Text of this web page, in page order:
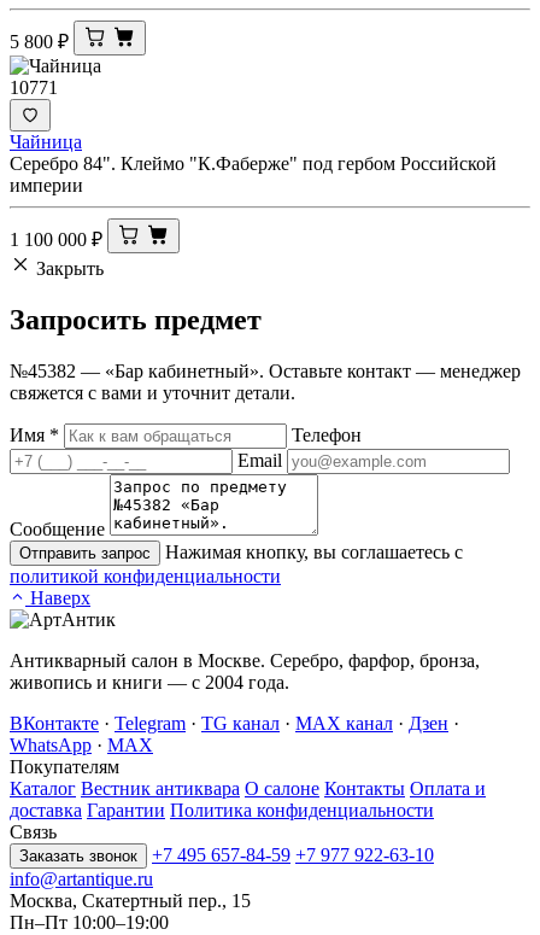
5 800 ₽
10771
Чайница
Серебро 84". Клеймо "К.Фаберже" под гербом Российской
империи
1 100 000 ₽
Закрыть
Запросить предмет
№45382 — «Бар кабинетный». Оставьте контакт — менеджер
свяжется с вами и уточнит детали.
Имя *
Телефон
Email
Сообщение
Отправить запрос
Нажимая кнопку, вы соглашаетесь с
политикой конфиденциальности
Наверх
Антикварный салон в Москве. Серебро, фарфор, бронза,
живопись и книги — с 2004 года.
ВКонтакте · Telegram · TG канал · MAX канал · Дзен ·
WhatsApp · MAX
Покупателям
Каталог Вестник антиквара О салоне Контакты Оплата и
доставка Гарантии Политика конфиденциальности
Связь
Заказать звонок +7 495 657-84-59 +7 977 922-63-10
info@artantique.ru
Москва, Скатертный пер., 15
Пн–Пт 10:00–19:00